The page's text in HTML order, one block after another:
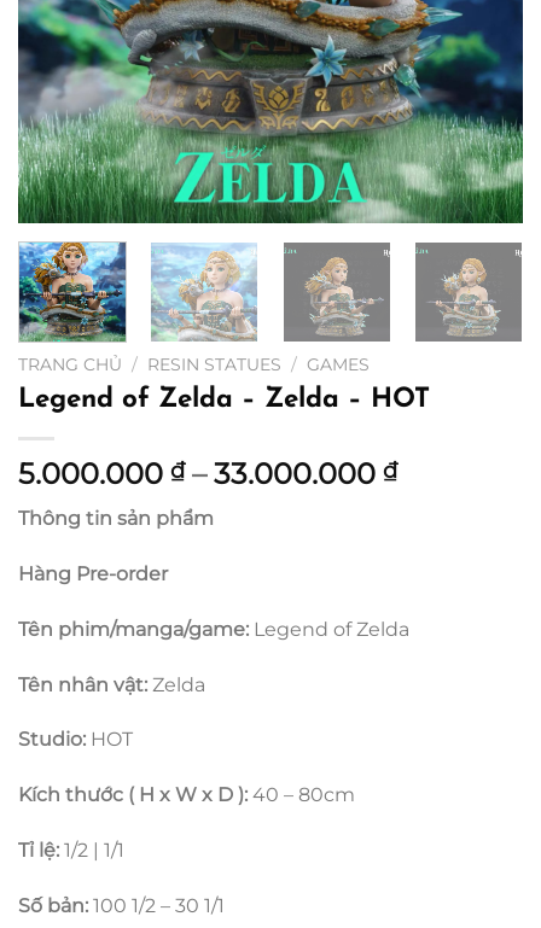
TRANG CHỦ / RESIN STATUES / GAMES
Legend of Zelda – Zelda – HOT
5.000.000 ₫ – 33.000.000 ₫Khoảng
Thông tin sản phẩm
Hàng Pre-order
Tên phim/manga/game: Legend of Zelda
Tên nhân vật: Zelda
Studio: HOT
Kích thước ( H x W x D ): 40 – 80cm
Tỉ lệ: 1/2 | 1/1
Số bản: 100 1/2 – 30 1/1